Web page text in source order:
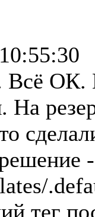
Всё ОК.
На
тег